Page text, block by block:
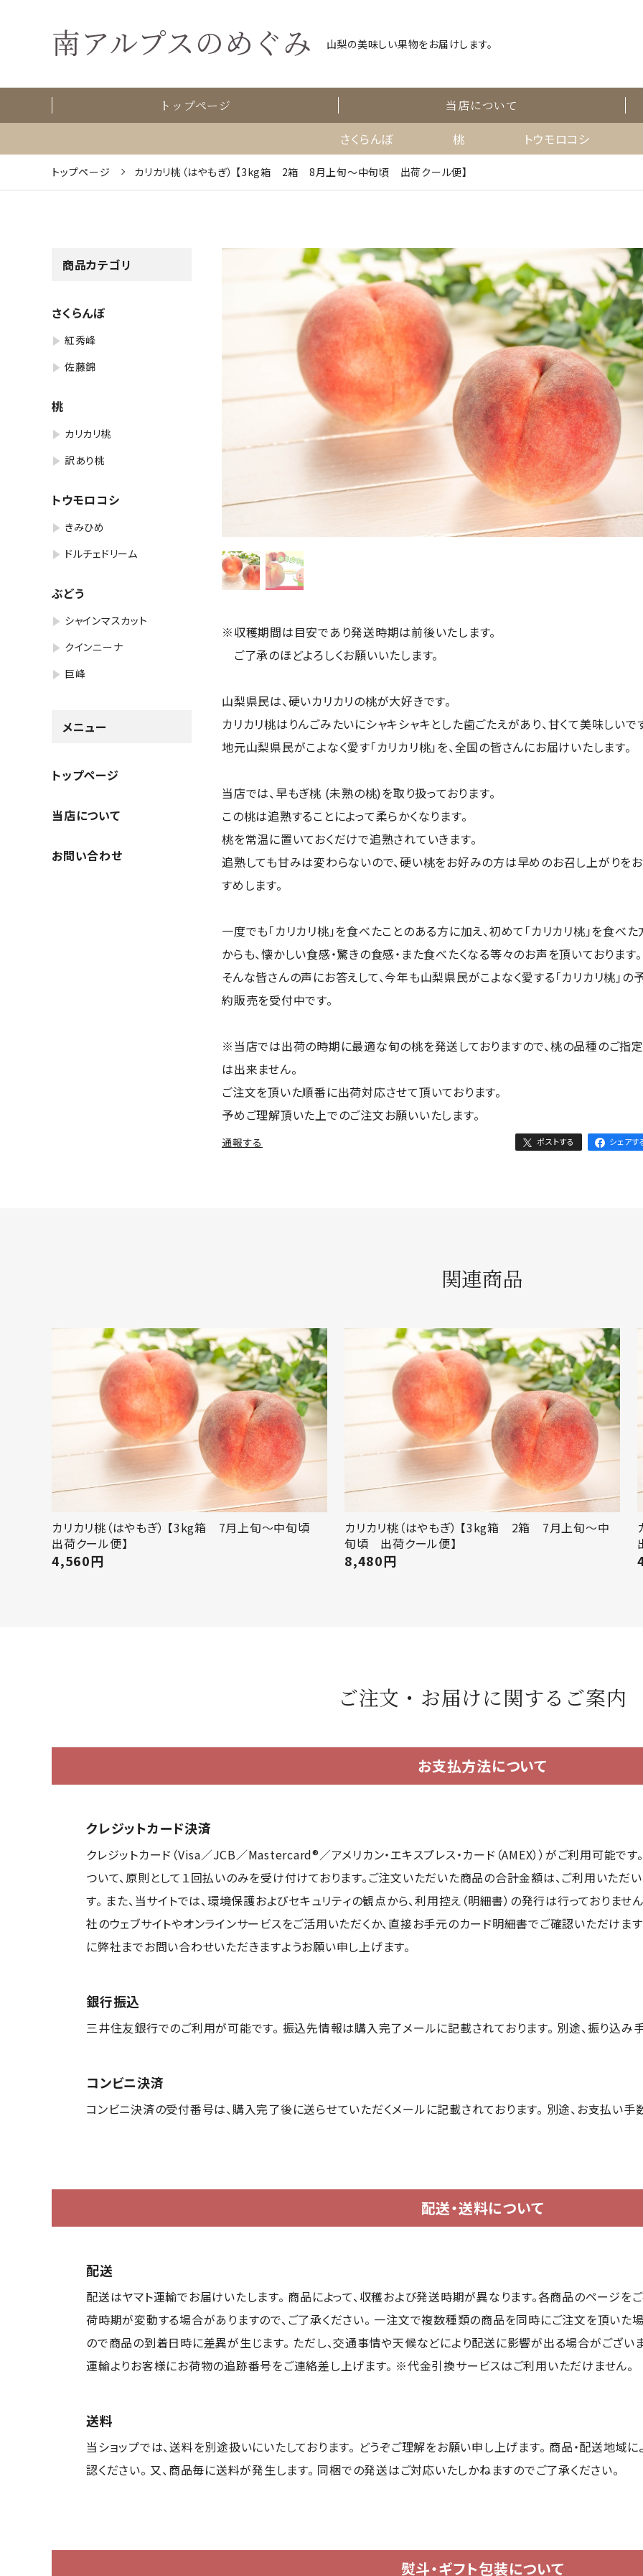
南アルプスのめぐみ 山梨の美味しい果物をお届けします。
トップページ 当店について
さくらんぼ 桃 トウモロコシ
トップページ カリカリ桃（はやもぎ） 【3kg箱 2箱 8月上旬～中旬頃 出荷クール便】
商品カテゴリ
さくらんぼ
紅秀峰
佐藤錦
桃
カリカリ桃
訳あり桃
トウモロコシ
きみひめ
ドルチェドリーム
ぶどう
シャインマスカット
クインニーナ
巨峰
メニュー
トップページ
当店について
お問い合わせ
※収穫期間は目安であり発送時期は前後いたします。
ご了承のほどよろしくお願いいたします。
山梨県民は、硬いカリカリの桃が大好きです。
カリカリ桃はりんごみたいにシャキシャキとした歯ごたえがあり、甘くて美味しいで
地元山梨県民がこよなく愛す「カリカリ桃」を、全国の皆さんにお届けいたします。
当店では、早もぎ桃 (未熟の桃)を取り扱っております。
この桃は追熟することによって柔らかくなります。
桃を常温に置いておくだけで追熟されていきます。
追熟しても甘みは変わらないので、硬い桃をお好みの方は早めのお召し上がりを
すめします。
一度でも「カリカリ桃」を食べたことのある方に加え、初めて「カリカリ桃」を食べた
からも、懐かしい食感・驚きの食感・また食べたくなる等々のお声を頂いております。
そんな皆さんの声にお答えして、今年も山梨県民がこよなく愛する「カリカリ桃」の
約販売を受付中です。
※当店では出荷の時期に最適な旬の桃を発送しておりますので、桃の品種のご指定
は出来ません。
ご注文を頂いた順番に出荷対応させて頂いております。
予めご理解頂いた上でのご注文お願いいたします。
通報する ポストする シェアす
関連商品
カリカリ桃（はやもぎ） 【3kg箱 7月上旬～中旬頃
出荷クール便】
4,560円
カリカリ桃（はやもぎ） 【3kg箱 2箱 7月上旬～中
旬頃 出荷クール便】
8,480円
ご注文・お届けに関するご案内
お支払方法について
クレジットカード決済
クレジットカード（Visa／JCB／Mastercard®／アメリカン・エキスプレス・カード（AMEX））がご利用可能で
ついて、原則として１回払いのみを受け付けております。ご注文いただいた商品の合計金額は、ご利用いただ
す。 また、当サイトでは、環境保護およびセキュリティの観点から、利用控え（明細書）の発行は行っておりませ
社のウェブサイトやオンラインサービスをご活用いただくか、直接お手元のカード明細書でご確認いただけま
に弊社までお問い合わせいただきますようお願い申し上げます。
銀行振込
三井住友銀行でのご利用が可能です。 振込先情報は購入完了メールに記載されております。 別途、振り込み手
コンビニ決済
コンビニ決済の受付番号は、購入完了後に送らせていただくメールに記載されております。 別途、お支払い手数
配送・送料について
配送
配送はヤマト運輸でお届けいたします。 商品によって、収穫および発送時期が異なります。各商品のページを
荷時期が変動する場合がありますので、ご了承ください。 一注文で複数種類の商品を同時にご注文を頂いた
ので商品の到着日時に差異が生じます。 ただし、交通事情や天候などにより配送に影響が出る場合がございま
運輸よりお客様にお荷物の追跡番号をご連絡差し上げます。 ※代金引換サービスはご利用いただけません。
送料
当ショップでは、送料を別途扱いにいたしております。 どうぞご理解をお願い申し上げます。 商品・配送地
認ください。 又、商品毎に送料が発生します。 同梱での発送はご対応いたしかねますのでご了承ください。
熨斗・ギフト包装について